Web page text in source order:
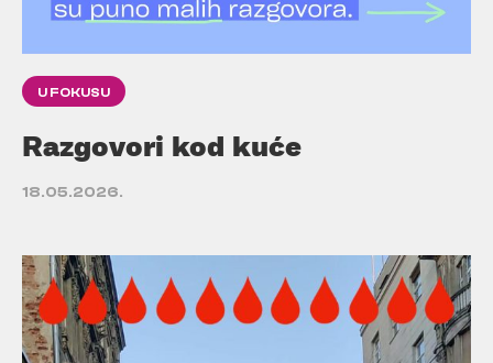
U FOKUSU
Razgovori kod kuće
18.05.2026.